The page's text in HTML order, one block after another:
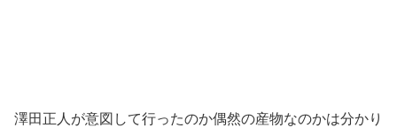
澤田正人が意図して行ったのか偶然の産物なのかは分かり